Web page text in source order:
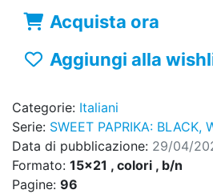
Acquista ora
Aggiungi alla
Categorie: Italiani
Serie: SWEET PAPRIKA: BLACK,
Data di pubblicazione: 29/04/
Formato: 15x21 , colori , b/n
Pagine: 96